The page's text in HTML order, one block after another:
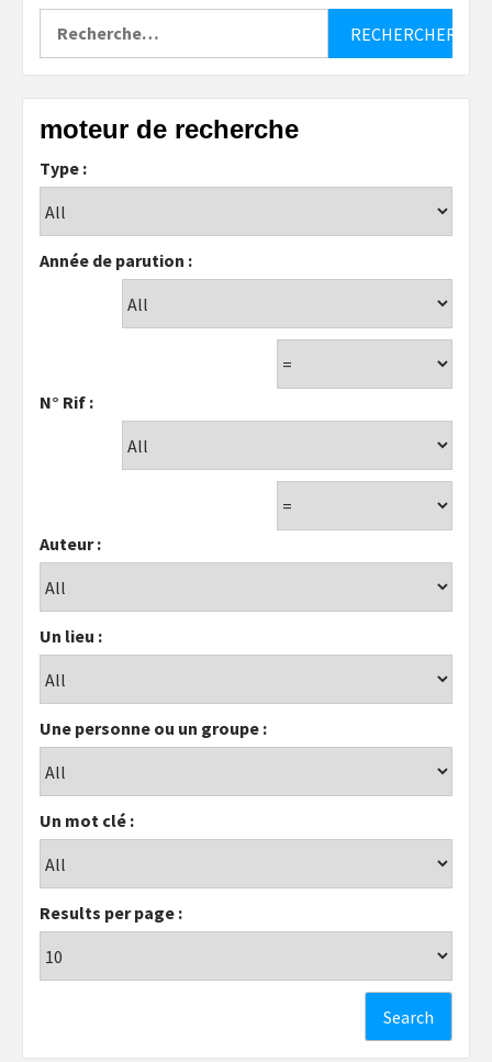
moteur de recherche
Type :
Année de parution :
N° Rif :
Auteur :
Un lieu :
Une personne ou un groupe :
Un mot clé :
Results per page :